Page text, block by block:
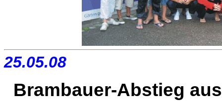
25.05.08
Brambauer-Abstieg